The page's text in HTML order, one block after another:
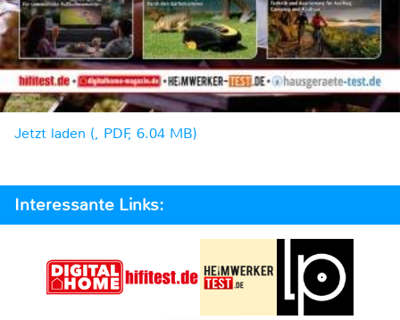
Jetzt laden (, PDF, 6.04 MB)
Interessante Links: